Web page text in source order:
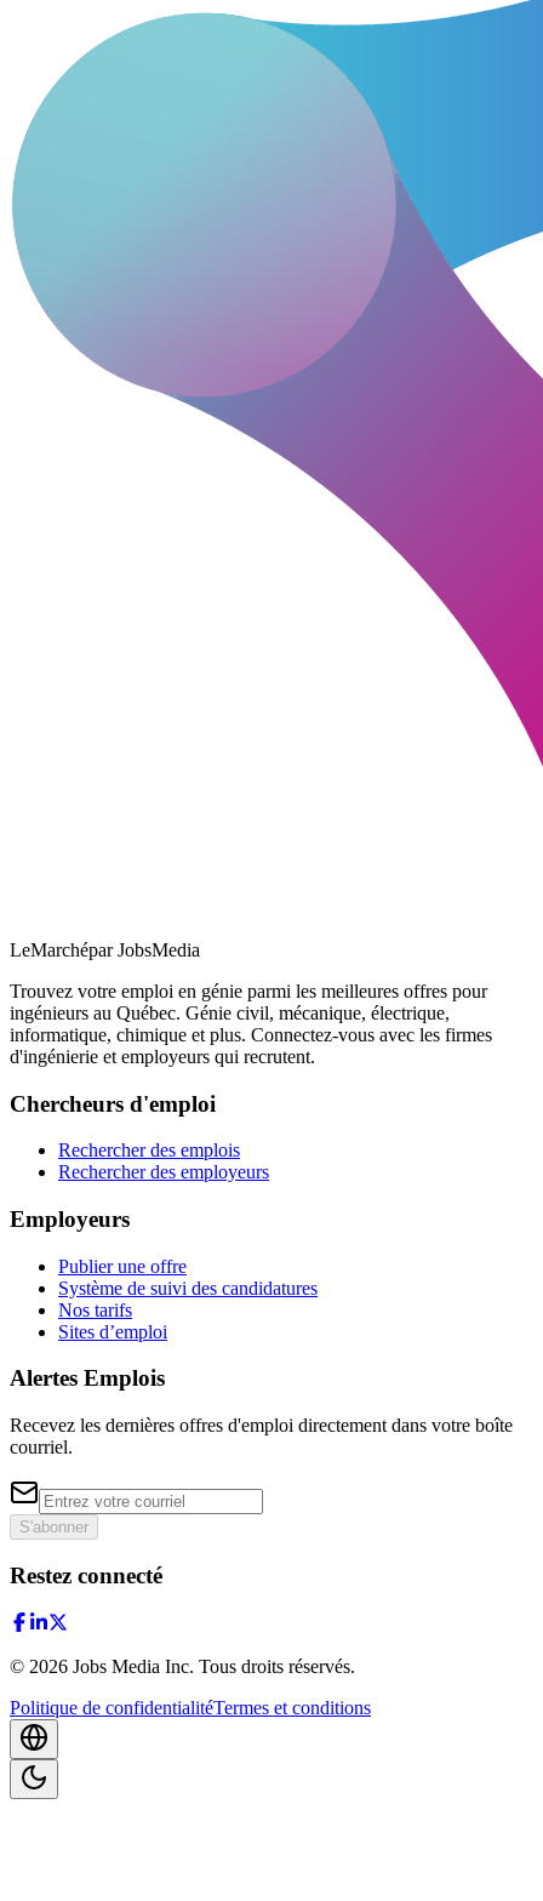
LeMarchépar JobsMedia
Trouvez votre emploi en génie parmi les meilleures offres pour
ingénieurs au Québec. Génie civil, mécanique, électrique,
informatique, chimique et plus. Connectez-vous avec les firmes
d'ingénierie et employeurs qui recrutent.
Chercheurs d'emploi
Rechercher des emplois
Rechercher des employeurs
Employeurs
Publier une offre
Système de suivi des candidatures
Nos tarifs
Sites d’emploi
Alertes Emplois
Recevez les dernières offres d'emploi directement dans votre boîte
courriel.
S'abonner
Restez connecté
© 2026 Jobs Media Inc. Tous droits réservés.
Politique de confidentialitéTermes et conditions